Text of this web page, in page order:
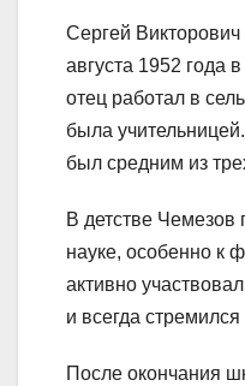
Сергей
августа 1952 года
отец работал в
была
был средним из
В детстве Чемезов
науке, особенно к
активно
и всегда
После окончания